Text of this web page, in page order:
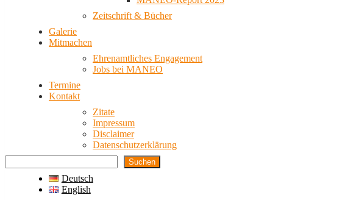
Zeitschrift & Bücher
Galerie
Mitmachen
Ehrenamtliches Engagement
Jobs bei MANEO
Termine
Kontakt
Zitate
Impressum
Disclaimer
Datenschutzerklärung
Suchen
Deutsch
English